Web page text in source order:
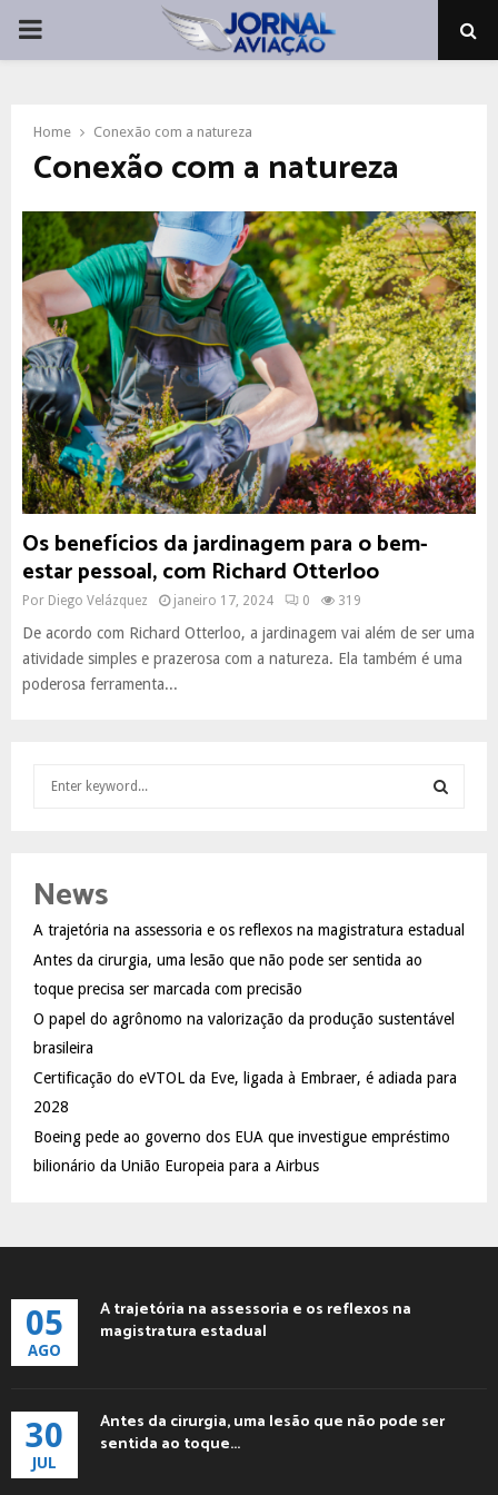
PRIMARY
Home Conexão com a natureza
Conexão com a natureza
Os benefícios da jardinagem para o bem-
estar pessoal, com Richard Otterloo
Por Diego Velázquez janeiro 17, 2024 0 319
De acordo com Richard Otterloo, a jardinagem vai além de ser uma
atividade simples e prazerosa com a natureza. Ela também é uma
poderosa ferramenta...
h
o
r
:
A
C
News
A trajetória na assessoria e os reflexos na magistratura estadual
Antes da cirurgia, uma lesão que não pode ser sentida ao
toque precisa ser marcada com precisão
O papel do agrônomo na valorização da produção sustentável
brasileira
Certificação do eVTOL da Eve, ligada à Embraer, é adiada para
2028
Boeing pede ao governo dos EUA que investigue empréstimo
bilionário da União Europeia para a Airbus
05
AGO
A trajetória na assessoria e os reflexos na
magistratura estadual
30
JUL
Antes da cirurgia, uma lesão que não pode ser
sentida ao toque...